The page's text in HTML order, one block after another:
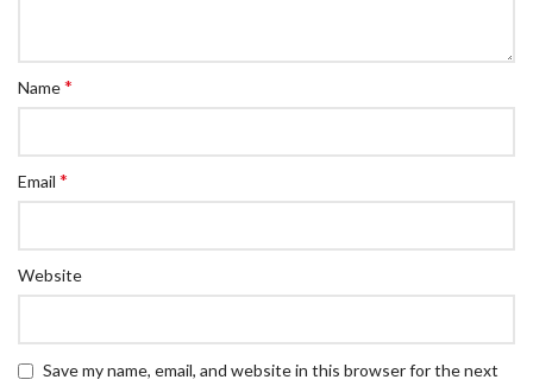
Name*
Email *
Website
Save my name, email, and website in this browser for the next